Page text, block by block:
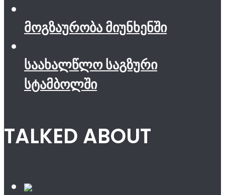
მოგზაურობა მიუნხენში
საახალწლო საგზური
სტამბოლში
TALKED ABOUT